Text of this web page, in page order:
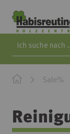
Sale%